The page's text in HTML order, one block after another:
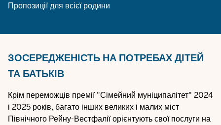
Пропозиції для всієї родини
ЗОСЕРЕДЖЕНІСТЬ НА ПОТРЕБАХ ДІТЕЙ
ТА БАТЬКІВ
Крім переможців премії "Сімейний муніципалітет" 2024
і 2025 років, багато інших великих і малих міст
Північного Рейну-Вестфалії орієнтують свої послуги на